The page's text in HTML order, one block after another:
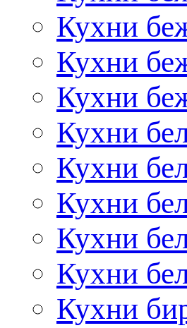
Кухни
Кухни
Кухни
Кухни
Кухни
Кухни
Кухни
Кухни
Кухни